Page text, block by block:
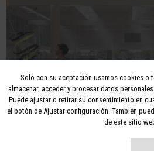
Solo con su aceptación usamos cookies o
almacenar, acceder y procesar datos
Puede ajustar o retirar su consentimiento en
el botón de Ajustar configuración. También
de este sitio